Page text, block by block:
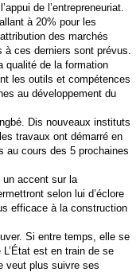
de l’entrepreneuriat.
à 20% pour les
des marchés
à ces derniers sont prévus.
qualité de la formation
les outils et compétences
au développement du
Dis nouveaux instituts
travaux ont démarré en
au cours des 5 prochaines
un accent sur la
selon lui d’éclore
efficace à la construction
Si entre temps, elle se
est en train de se
veut plus suivre ses